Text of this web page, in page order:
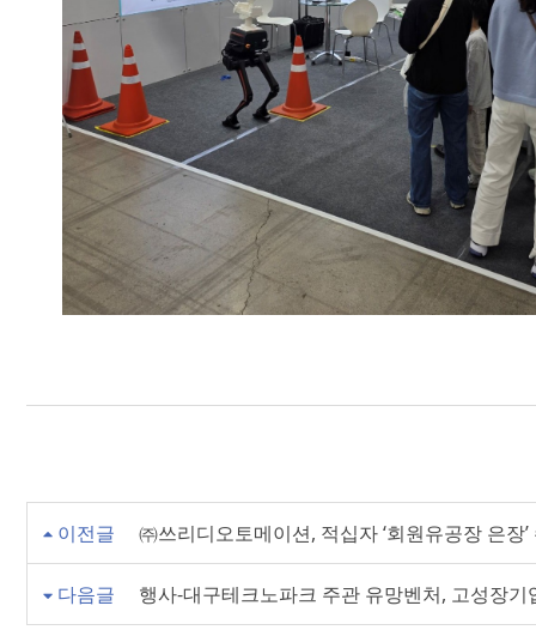
이전글 ㈜쓰리디오토메이션, 적십자 ‘회원유공장 은장’
다음글 행사-대구테크노파크 주관 유망벤처, 고성장기